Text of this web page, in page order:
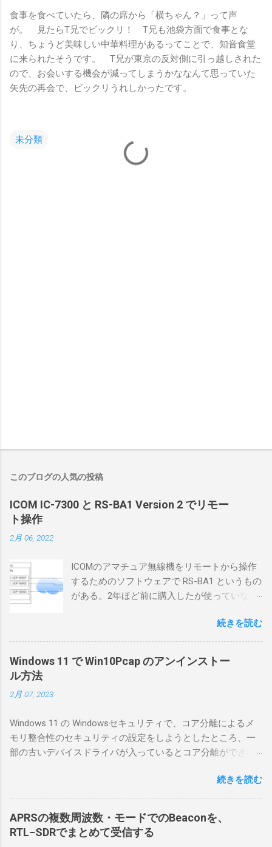
食事を食べていたら、隣の席から「横ちゃん？」って声
が。 見たらT兄でビックリ！ T兄も池袋方面で食事とな
り、ちょうど美味しい中華料理があるってことで、知音食堂
に来られたそうです。 T兄が東京の反対側に引っ越しされた
ので、お会いする機会が減ってしまうかななんて思っていた
矢先の再会で、ビックリうれしかったです。
未分類
このブログの人気の投稿
ICOM IC-7300 と RS-BA1 Version 2 でリモー
ト操作
2月 06, 2022
ICOMのアマチュア無線機をリモートから操作
するためのソフトウェアで RS-BA1 というもの
がある。2年ほど前に購入したが使っていなか
としているので、リモートから操作できる無
線局構築のために、真面目に使ってみること
くだろうと思ったのだが、ちっともそんなに
合は、下記のこれらものが必要である ICOMの
無線機。 今回は私が持っているIC-7300を使
う。 無線機側(サーバ側) のWindows PC。 今
を入れて使っている。 TPMとか入っているの
でBitLockerのDisk暗号化もでき、遠隔地で盗難
にあってもデータ流出の危険性が少ないかな
と思って。 操作側 (クライアント側) の
続きを読む
Windows 11 で Win10Pcap のアンインストー
ル方法
2月 07, 2023
Windows 11 の Windowsセキュリティで、コア分離によるメ
モリ整合性のセキュリティの設定をしようとしたところ、一
部の古いデバイスドライバが入っているとコア分離ができな
で利用する Win10Pcap.sys が入っているためにコア分離がで
きないとエラーが出ておりました。 アンインストールのプロ
グラムなどを走らせてもアンインストールできなかったの
で、どのように実行すればよいのか調べながら実施しまし
た。結論としては pnputil というコマンドを用いればよかった
続きを読む
APRSの複数周波数・モードでのBeaconを、
RTL−SDRでまとめて受信する